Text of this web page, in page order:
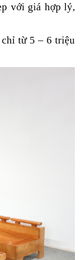
với giá hợp lý,
chỉ từ 5 – 6 triệu